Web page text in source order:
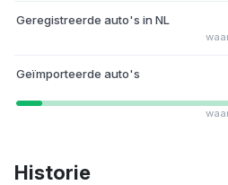
Geregistreerde auto's in NL
Geïmporteerde auto's
Historie